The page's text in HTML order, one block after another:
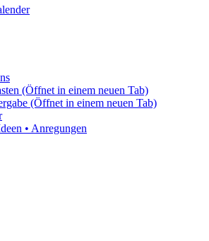
(Öffnet in einem neuen Tab)
(Öffnet in einem neuen Tab)
• Anregungen